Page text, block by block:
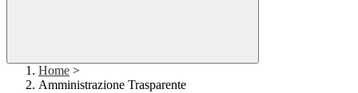
Home >
Amministrazione Trasparente